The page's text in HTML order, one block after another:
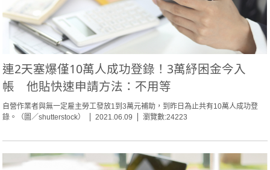
連2天塞爆僅10萬人成功登錄！3萬紓困金今入
帳 他貼快速申請方法：不用等
自營作業者與無一定雇主勞工發放1到3萬元補助，到昨日為止共有10萬人成功登
錄。（圖／shutterstock）
2021.06.09 瀏覽數:24223